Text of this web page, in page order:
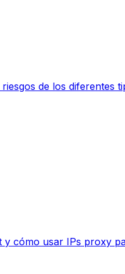
de los diferentes
cómo usar IPs proxy